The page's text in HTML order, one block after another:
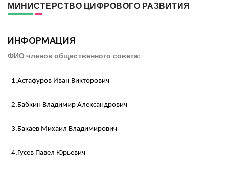
МИНИСТЕРСТВО ЦИФРОВОГО РАЗВИТИЯ
ИНФОРМАЦИЯ
ФИО членов общественного совета:
1.Астафуров Иван Викторович
2.Бабкин Владимир Александрович
3.Бакаев Михаил Владимирович
4.Гусев Павел Юрьевич